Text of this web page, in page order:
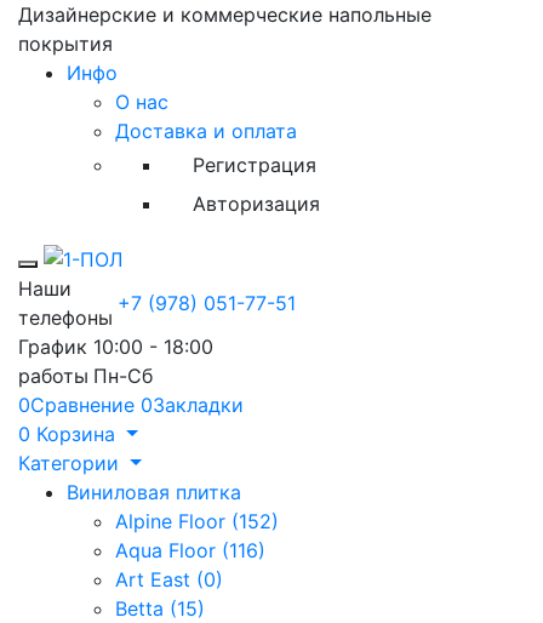
Дизайнерские и коммерческие напольные
покрытия
Инфо
О нас
Доставка и оплата
Регистрация
Авторизация
Toggle mobile menu
Наши
телефоны
+7 (978) 051-77-51
График
работы
10:00 - 18:00
Пн-Сб
0Сравнение 0Закладки
0 Корзина
Категории
Виниловая плитка
Alpine Floor (152)
Aqua Floor (116)
Art East (0)
Betta (15)